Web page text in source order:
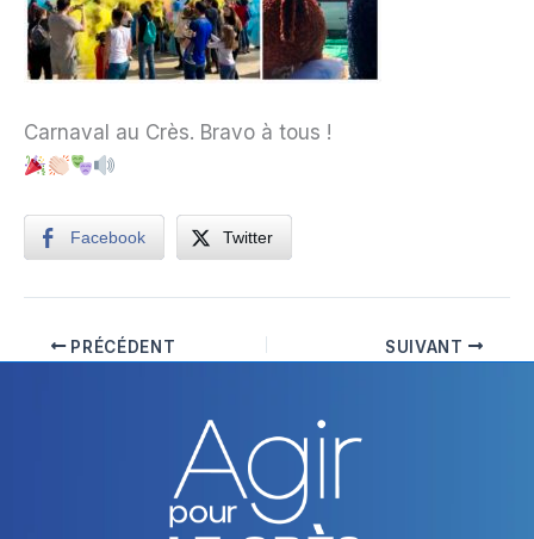
Carnaval au Crès. Bravo à tous !
Facebook Twitter
PRÉCÉDENT SUIVANT